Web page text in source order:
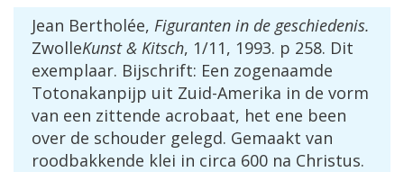
Jean Bertholée, Figuranten in de geschiedenis.
ZwolleKunst& Kitsch, 1/11, 1993. p 258. Dit
exemplaar. Bijschrift: Een zogenaamde
Totonakanpijp uit Zuid-Amerika in de vorm
van een zittende acrobaat, het ene been
over de schouder gelegd. Gemaakt van
roodbakkende klei in circa 600 na Christus.